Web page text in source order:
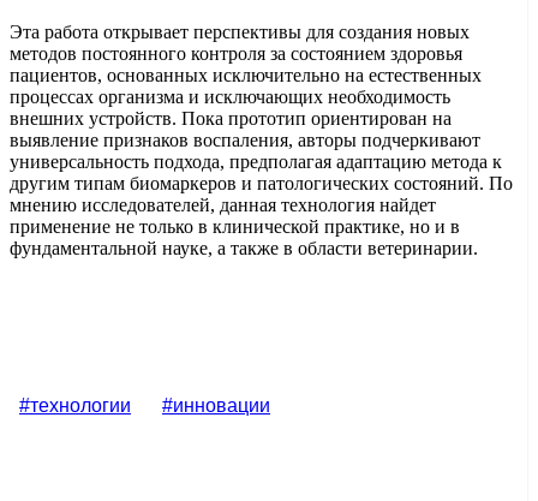
Эта работа открывает перспективы для создания новых
методов постоянного контроля за состоянием здоровья
пациентов, основанных исключительно на естественных
процессах организма и исключающих необходимость
внешних устройств. Пока прототип ориентирован на
выявление признаков воспаления, авторы подчеркивают
универсальность подхода, предполагая адаптацию метода к
другим типам биомаркеров и патологических состояний. По
мнению исследователей, данная технология найдет
применение не только в клинической практике, но и в
фундаментальной науке, а также в области ветеринарии.
#технологии #инновации